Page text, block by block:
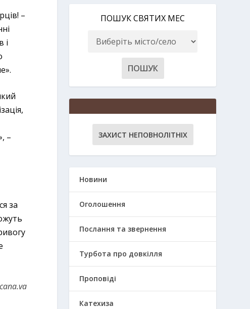
–
і
–
за
ПОШУК СВЯТИХ МЕС
ЗАХИСТ НЕПОВНОЛІТНІХ
Новини
Оголошення
Послання та звернення
Турбота про довкілля
Проповіді
Катехиза